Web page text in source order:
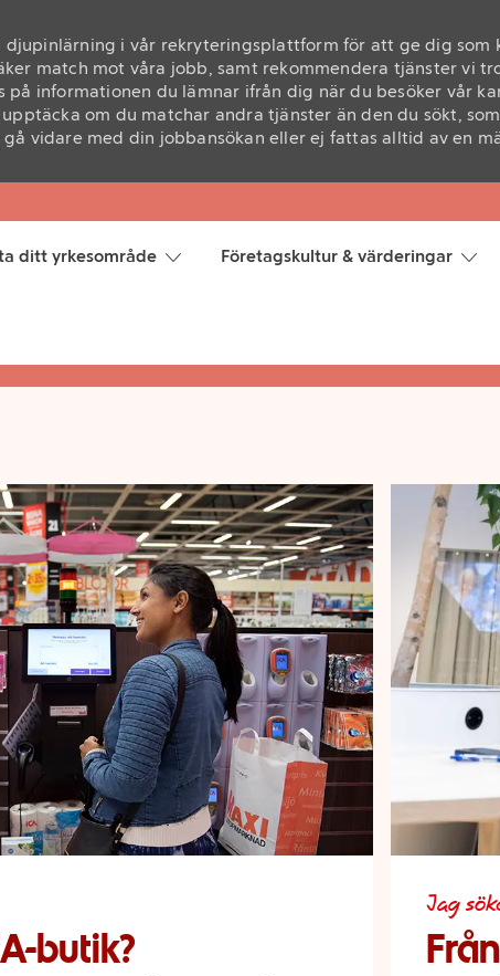
ditt yrkesområde Företagskultur & värderingar
djupinlärning i vår rekryteringsplattform för att ge dig som
match mot våra jobb, samt rekommendera tjänster vi
på informationen du lämnar ifrån dig när du besöker vår
om du matchar andra tjänster än den du sökt,
vidare med din jobbansökan eller ej fattas alltid av en
Det ska vara
hitta hem
butik?
Jag